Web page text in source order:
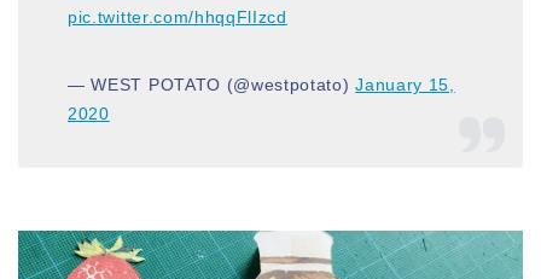
pic.twitter.com/hhqqFlIzcd
— WEST POTATO (@westpotato)January 15,
2020